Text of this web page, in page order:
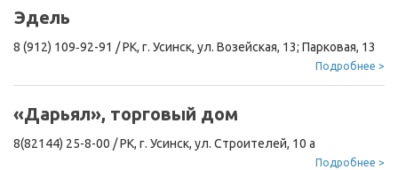
Эдель
8 (912) 109‑92-91 /РК, г. Усинск, ул. Возейская, 13; Парковая, 13
Подробнее >
«Дарьял», торговый дом
8(82144) 25-8-00 /РК, г. Усинск, ул. Строителей, 10 а
Подробнее >